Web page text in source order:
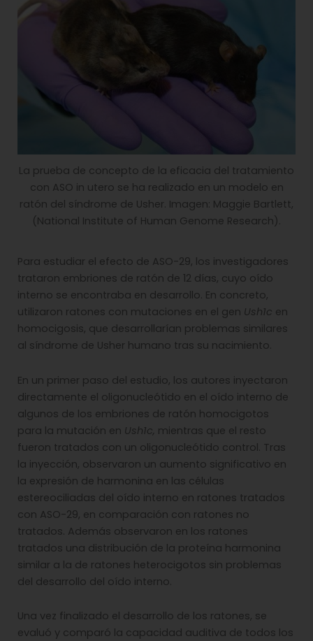
La prueba de concepto de la eficacia del tratamiento
con ASO in utero se ha realizado en un modelo en
ratón del síndrome de Usher. Imagen: Maggie Bartlett,
(National Institute of Human Genome Research).
Para estudiar el efecto de ASO-29, los investigadores
trataron embriones de ratón de 12 días, cuyo oído
interno se encontraba en desarrollo. En concreto,
utilizaron ratones con mutaciones en el gen Ush1c en
homocigosis, que desarrollarían problemas similares
al síndrome de Usher humano tras su nacimiento.
En un primer paso del estudio, los autores inyectaron
directamente el oligonucleótido en el oído interno de
algunos de los embriones de ratón homocigotos
para la mutación en Ush1c, mientras que el resto
fueron tratados con un oligonucleótido control. Tras
la inyección, observaron un aumento significativo en
la expresión de harmonina en las células
estereociliadas del oído interno en ratones tratados
con ASO-29, en comparación con ratones no
tratados. Además observaron en los ratones
tratados una distribución de la proteína harmonina
similar a la de ratones heterocigotos sin problemas
del desarrollo del oído interno.
Una vez finalizado el desarrollo de los ratones, se
evaluó y comparó la capacidad auditiva de todos los